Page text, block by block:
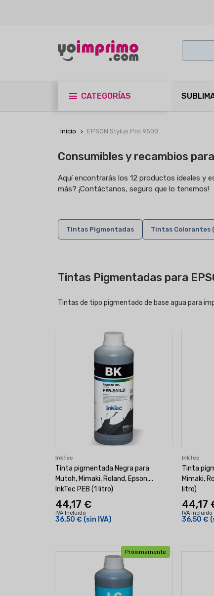
CATEGORÍAS
Inicio EPSON Stylus Pro 9500
Consumibles y recambios
Aquí encontrarás los 12 productos ideales y
más? ¡Contáctanos, seguro que lo tenemos!
Tintas Pigmentadas Tintas Colorantes
Tintas Pigmentadas para
Tintas de tipo pigmentado de base agua para
InkTec
Tinta pigmentada Negra para
Mutoh, Mimaki, Roland, Epson,...
InkTec PEB (1 litro)
44,17 €
IVA Incluido
36,50 € (sin IVA)
InkTec
Tinta
Mimaki,
litro)
44,17
IVA Incluido
36,50 €
Próximamente